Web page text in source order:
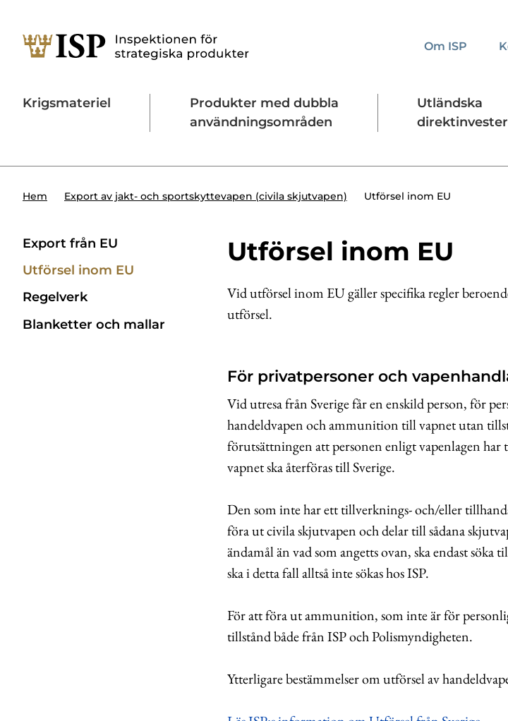
Utländska direktinvesteringar Kontakta oss Presskontakt
Om ISP
Krigsmateriel
Produkter med dubbla
användningsområden
Utländska
Hem Export av jakt- och sportskyttevapen (civila skjutvapen) Utförsel inom EU
Export från EU
Utförsel inom EU
Regelverk
Blanketter och mallar
Utförsel inom EU
Vid utförsel inom EU gäller specifika regler
utförsel.
För privatpersoner och
Vid utresa från Sverige får en enskild person, för
handeldvapen och ammunition till vapnet utan
förutsättningen att personen enligt vapenlagen
vapnet ska återföras till Sverige.
Den som inte har ett tillverknings- och/eller
föra ut civila skjutvapen och delar till sådana
ändamål än vad som angetts ovan, ska endast
ska i detta fall alltså inte sökas hos ISP.
För att föra ut ammunition, som inte är för
tillstånd både från ISP och Polismyndigheten.
Ytterligare bestämmelser om utförsel av